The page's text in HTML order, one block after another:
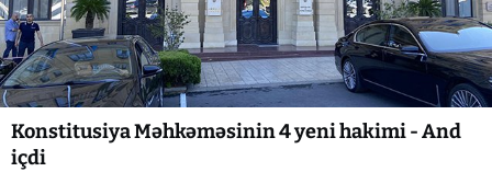
Konstitusiya Məhkəməsinin 4 yeni hakimi - And
içdi